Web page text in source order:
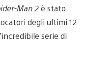
Man 2è stato
degli ultimi 12
serie di